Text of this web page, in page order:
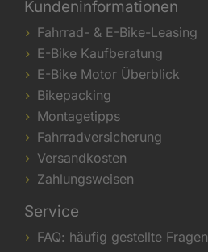
Kundeninformationen
Fahrrad- & E-Bike-Leasing
E-Bike Kaufberatung
E-Bike Motor Überblick
Bikepacking
Montagetipps
Fahrradversicherung
Versandkosten
Zahlungsweisen
Service
FAQ: häufig gestellte Fragen